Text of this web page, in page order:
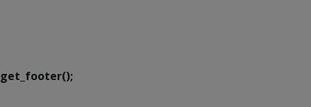
get_footer();